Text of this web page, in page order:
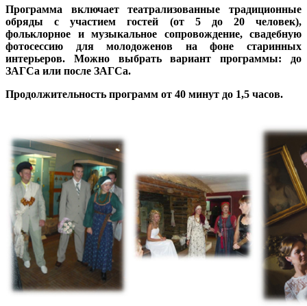
Программа включает театрализованные традиционные
обряды с участием гостей (от 5 до 20 человек),
фольклорное и музыкальное сопровождение, свадебную
фотосессию для молодоженов на фоне старинных
интерьеров. Можно выбрать вариант программы: до
ЗАГСа или после ЗАГСа.
Продолжительность программ от 40 минут до 1,5 часов.